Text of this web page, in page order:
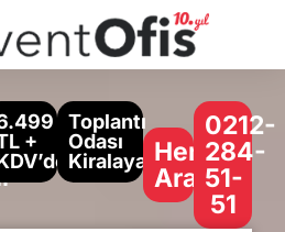
+
Toplantı
Odası
Kiralayabilirsiniz
Hemen
Arayın
0212-
284-
51-
51